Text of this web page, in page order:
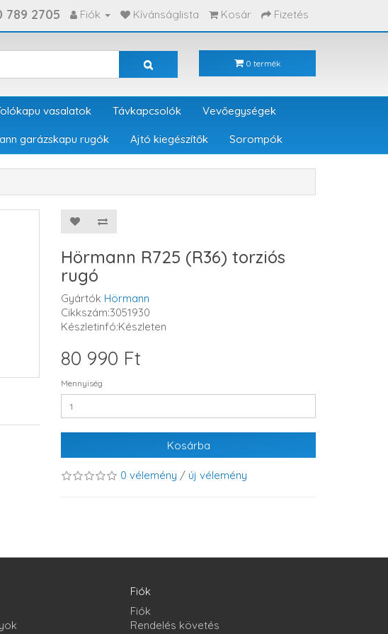
789 2705 Fiók Kívánságlista Kosár Fizetés
0 termék
vasalatok Távkapcsolók Vevőegységek
garázskapu rugók Ajtó kiegészítők Sorompók
Hörmann R725 (R36) torziós
rugó
Gyártók Hörmann
Cikkszám:3051930
Készletinfó:Készleten
80 990 Ft
Mennyiség
Kosárba
0 vélemény / új vélemény
Fiók
Fiók
Rendelés követés